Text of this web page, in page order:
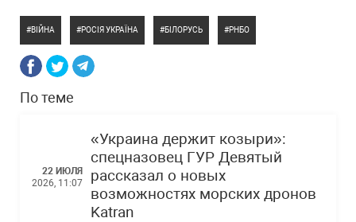
ВІЙНА РОСІЯ УКРАЇНА БІЛОРУСЬ РНБО
По теме
22 ИЮЛЯ
2026, 11:07
«Украина держит козыри»:
спецназовец ГУР Девятый
рассказал о новых
возможностях морских дронов
Katran